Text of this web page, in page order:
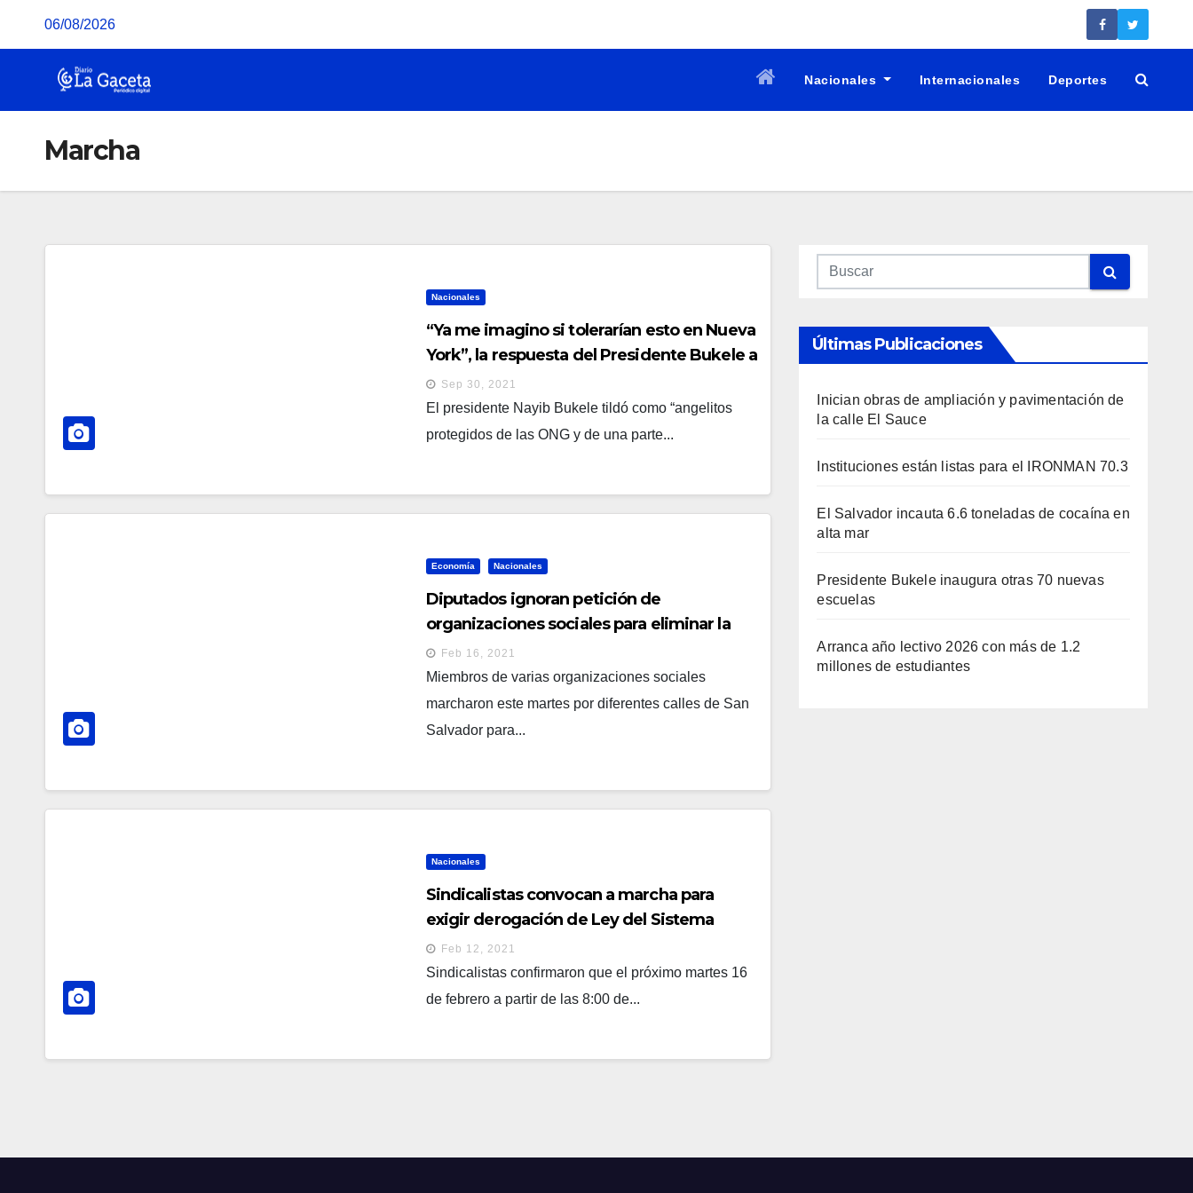
06/08/2026
Nacionales Internacionales Deportes
Marcha
Nacionales
“Ya me imagino si tolerarían esto en Nueva
York”, la respuesta del Presidente Bukele a
una marcha de grupos de fachada
Sep 30, 2021
El presidente Nayib Bukele tildó como “angelitos
protegidos de las ONG y de una parte...
Economía Nacionales
Diputados ignoran petición de
organizaciones sociales para eliminar la
Ley del Sistema de Ahorro de Pensiones
(SAP)
Feb 16, 2021
Miembros de varias organizaciones sociales
marcharon este martes por diferentes calles de San
Salvador para...
Nacionales
Sindicalistas convocan a marcha para
exigir derogación de Ley del Sistema
Administrador de Pensiones
Feb 12, 2021
Sindicalistas confirmaron que el próximo martes 16
de febrero a partir de las 8:00 de...
Últimas Publicaciones
Inician obras de ampliación y pavimentación de
la calle El Sauce
Instituciones están listas para el IRONMAN 70.3
El Salvador incauta 6.6 toneladas de cocaína en
alta mar
Presidente Bukele inaugura otras 70 nuevas
escuelas
Arranca año lectivo 2026 con más de 1.2
millones de estudiantes